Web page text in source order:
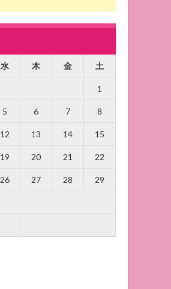
水 木 金 土
1
5 6 7 8
12 13 14 15
19 20 21 22
26 27 28 29